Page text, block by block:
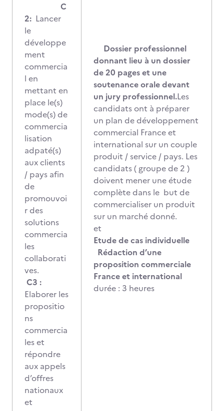
C
2: Lancer
le
développe
ment
commercia
l en
mettant en
place le(s)
mode(s) de
commercia
lisation
adpaté(s)
aux clients
/ pays afin
de
promouvoi
r des
solutions
commercia
les
collaborati
ves.
C3 :
Elaborer les
propositio
ns
commercia
les et
répondre
aux appels
d’offres
nationaux
et
Dossier professionnel
donnant lieu à un dossier
de 20 pages et une
soutenance orale devant
un jury professionnel.Les
candidats ont à préparer
un plan de développement
commercial France et
international sur un couple
produit / service / pays. Les
candidats ( groupe de 2 )
doivent mener une étude
complète dans le but de
commercialiser un produit
sur un marché donné.
et
Etude de cas individuelle
Rédaction d’une
proposition commerciale
France et international
durée : 3 heures